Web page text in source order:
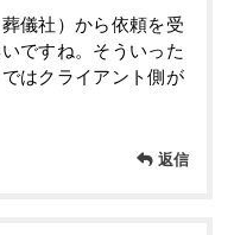
儀社）から依頼を受
ですね。そういった
はクライアント側が
返信